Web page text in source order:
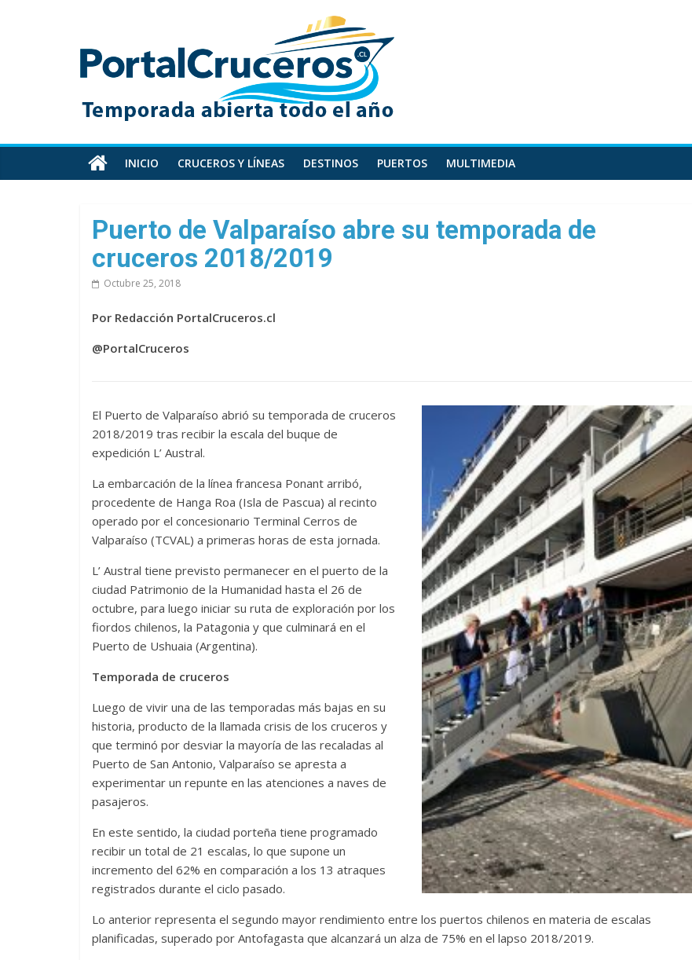
PortalCruceros
Toda
información
cruceros
en
un
sitio
INICIO CRUCEROS Y LÍNEAS DESTINOS PUERTOS MULTIMEDIA
Puerto de Valparaíso abre su temporada de
cruceros 2018/2019
Octubre 25, 2018
Por Redacción PortalCruceros.cl
@PortalCruceros
El Puerto de Valparaíso abrió su temporada de cruceros
2018/2019 tras recibir la escala del buque de
expedición L’ Austral.
La embarcación de la línea francesa Ponant arribó,
procedente de Hanga Roa (Isla de Pascua) al recinto
operado por el concesionario Terminal Cerros de
Valparaíso (TCVAL) a primeras horas de esta jornada.
L’ Austral tiene previsto permanecer en el puerto de la
ciudad Patrimonio de la Humanidad hasta el 26 de
octubre, para luego iniciar su ruta de exploración por los
fiordos chilenos, la Patagonia y que culminará en el
Puerto de Ushuaia (Argentina).
Temporada de cruceros
Luego de vivir una de las temporadas más bajas en su
historia, producto de la llamada crisis de los cruceros y
que terminó por desviar la mayoría de las recaladas al
Puerto de San Antonio, Valparaíso se apresta a
experimentar un repunte en las atenciones a naves de
pasajeros.
En este sentido, la ciudad porteña tiene programado
recibir un total de 21 escalas, lo que supone un
incremento del 62% en comparación a los 13 atraques
registrados durante el ciclo pasado.
Lo anterior representa el segundo mayor rendimiento entre los puertos chilenos en materia de escalas
planificadas, superado por Antofagasta que alcanzará un alza de 75% en el lapso 2018/2019.